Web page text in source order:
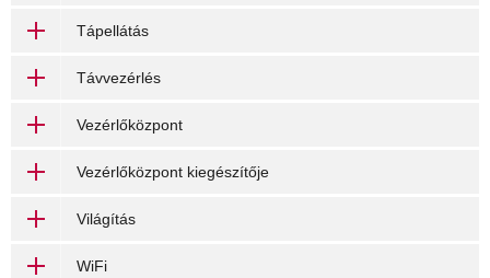
Tápellátás
Távvezérlés
Vezérlőközpont
Vezérlőközpont kiegészítője
Világítás
WiFi